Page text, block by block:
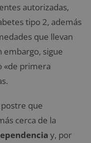
autorizadas,
tipo 2, además
que llevan
embargo, sigue
«de primera
que
cerca de la
y, por